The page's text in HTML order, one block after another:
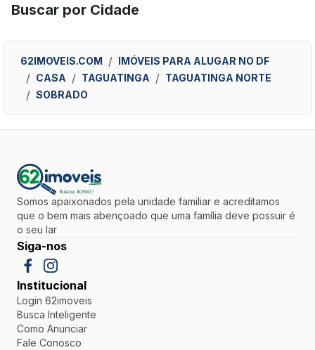
Buscar por Cidade
62IMOVEIS.COM
IMÓVEIS PARA ALUGAR NO DF
CASA
TAGUATINGA
TAGUATINGA NORTE
SOBRADO
Somos apaixonados pela unidade familiar e acreditamos
que o bem mais abençoado que uma família deve possuir é
o seu lar
Siga-nos
Institucional
Login 62imoveis
Busca Inteligente
Como Anunciar
Fale Conosco